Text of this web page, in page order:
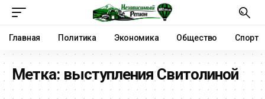
Главная Политика Экономика Общество Спорт
Метка: выступления Свитолиной